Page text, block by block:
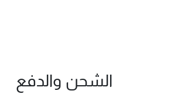
الشحن والدفع